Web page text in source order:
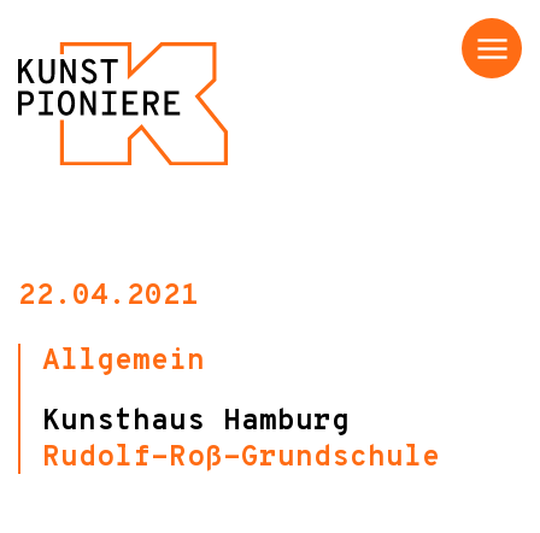
Menü
22.04.2021
Allgemein
Kunsthaus Hamburg
Rudolf-Roß-Grundschule